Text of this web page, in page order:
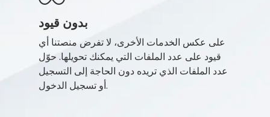
بدون قيود
على عكس الخدمات الأخرى، لا تفرض منصتنا أي
قيود على عدد الملفات التي يمكنك تحويلها. حوّل
عدد الملفات الذي تريده دون الحاجة إلى التسجيل
أو تسجيل الدخول.